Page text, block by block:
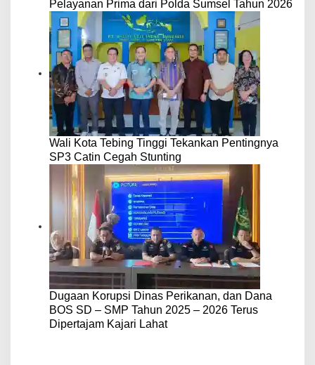
Pelayanan Prima dari Polda Sumsel Tahun 2026
Wali Kota Tebing Tinggi Tekankan Pentingnya
SP3 Catin Cegah Stunting
Dugaan Korupsi Dinas Perikanan, dan Dana
BOS SD – SMP Tahun 2025 – 2026 Terus
Dipertajam Kajari Lahat